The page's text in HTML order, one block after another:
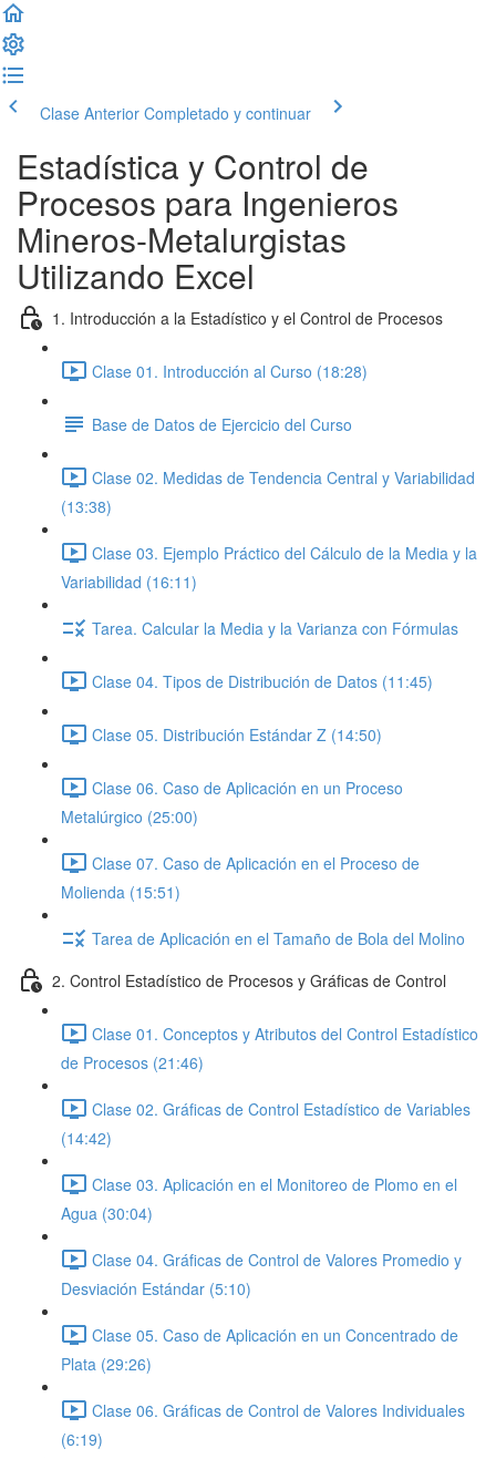
Clase Anterior Completado y continuar
Estadística y Control de
Procesos para Ingenieros
Mineros-Metalurgistas
Utilizando Excel
1. Introducción a la Estadístico y el Control de Procesos
Clase 01. Introducción al Curso (18:28)
Base de Datos de Ejercicio del Curso
Clase 02. Medidas de Tendencia Central y Variabilidad
(13:38)
Clase 03. Ejemplo Práctico del Cálculo de la Media y la
Variabilidad (16:11)
Tarea. Calcular la Media y la Varianza con Fórmulas
Clase 04. Tipos de Distribución de Datos (11:45)
Clase 05. Distribución Estándar Z (14:50)
Clase 06. Caso de Aplicación en un Proceso
Metalúrgico (25:00)
Clase 07. Caso de Aplicación en el Proceso de
Molienda (15:51)
Tarea de Aplicación en el Tamaño de Bola del Molino
2. Control Estadístico de Procesos y Gráficas de Control
Clase 01. Conceptos y Atributos del Control Estadístico
de Procesos (21:46)
Clase 02. Gráficas de Control Estadístico de Variables
(14:42)
Clase 03. Aplicación en el Monitoreo de Plomo en el
Agua (30:04)
Clase 04. Gráficas de Control de Valores Promedio y
Desviación Estándar (5:10)
Clase 05. Caso de Aplicación en un Concentrado de
Plata (29:26)
Clase 06. Gráficas de Control de Valores Individuales
(6:19)